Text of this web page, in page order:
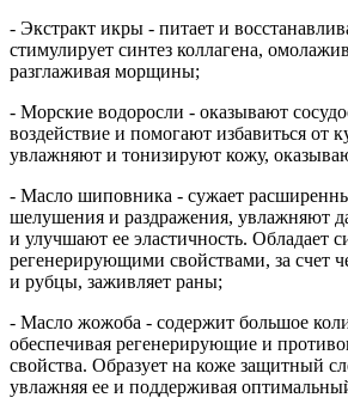
- Экстракт икры - питает и
стимулирует синтез коллагена,
разглаживая морщины;
- Морские водоросли - оказывают
воздействие и помогают избавиться от
увлажняют и тонизируют кожу,
- Масло шиповника - сужает
шелушения и раздражения, увлажняют
и улучшают ее эластичность. Обладает
регенерирующими свойствами, за счет
и рубцы, заживляет раны;
- Масло жожоба - содержит большое
обеспечивая регенерирующие и
свойства. Образует на коже защитный
увлажняя ее и поддерживая